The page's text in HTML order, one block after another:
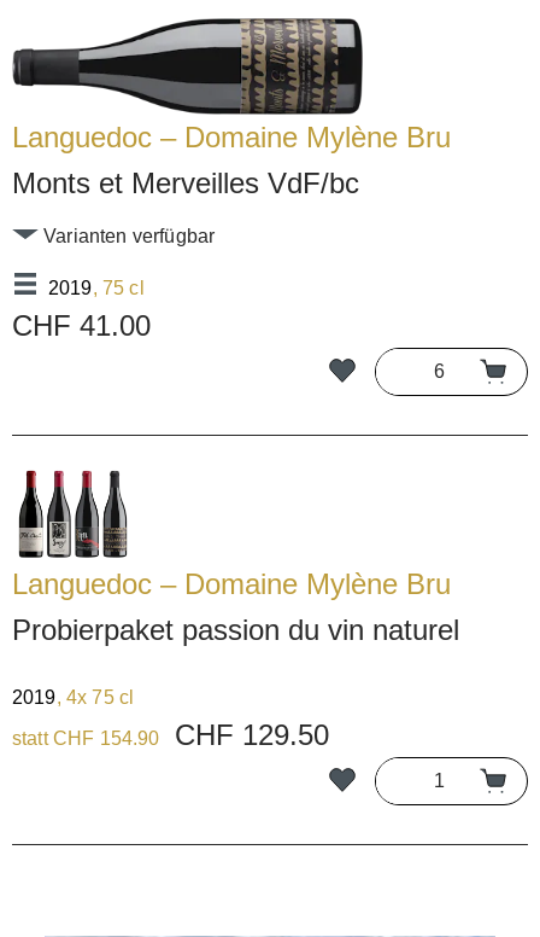
Languedoc – Domaine Mylène Bru
Monts et Merveilles VdF/bc
2019, 75 cl
Varianten verfügbar
CHF 41.00
Languedoc – Domaine Mylène Bru
Probierpaket passion du vin naturel
2019, 4x 75 cl
statt CHF 154.90
CHF 129.50